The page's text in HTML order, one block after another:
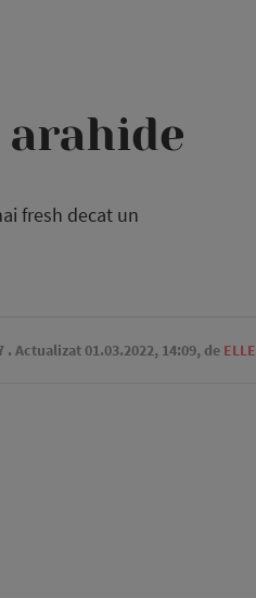
arahide
fresh decat un
. Actualizat 01.03.2022, 14:09, de ELLE